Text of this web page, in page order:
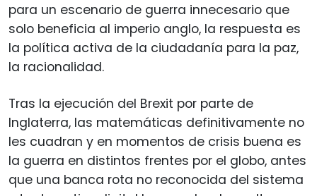
para un escenario de guerra innecesario que
solo beneficia al imperio anglo, la respuesta es
la política activa de la ciudadanía para la paz,
la racionalidad.
Tras la ejecución del Brexit por parte de
Inglaterra, las matemáticas definitivamente no
les cuadran y en momentos de crisis buena es
la guerra en distintos frentes por el globo, antes
que una banca rota no reconocida del sistema